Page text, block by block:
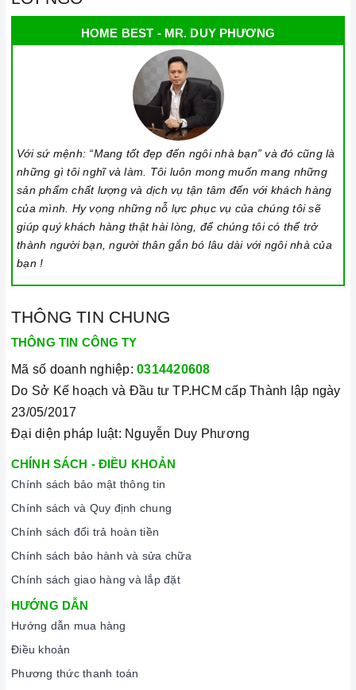
Ảnh minh họa
HOME BEST - MR. DUY PHƯƠNG
Với sứ mệnh: “Mang tốt đẹp đến ngôi nhà bạn” và đó cũng là
những gì tôi nghĩ và làm. Tôi luôn mong muốn mang những
sản phẩm chất lượng và dịch vụ tận tâm đến với khách hàng
của mình. Hy vọng những nỗ lực phục vụ của chúng tôi sẽ
giúp quý khách hàng thật hài lòng, để chúng tôi có thể trở
thành người bạn, người thân gắn bó lâu dài với ngôi nhà của
bạn !
THÔNG TIN CHUNG
THÔNG TIN CÔNG TY
Mã số doanh nghiệp: 0314420608
Do Sở Kế hoạch và Đầu tư TP.HCM cấp Thành lập ngày
23/05/2017
Đại diện pháp luật: Nguyễn Duy Phương
CHÍNH SÁCH - ĐIỀU KHOẢN
Chính sách bảo mật thông tin
Chính sách và Quy định chung
Chính sách đổi trả hoàn tiền
Chính sách bảo hành và sửa chữa
Chính sách giao hàng và lắp đặt
HƯỚNG DẪN
Hướng dẫn mua hàng
Điều khoản
Phương thức thanh toán